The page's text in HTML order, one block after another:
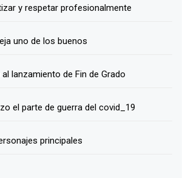
y respetar profesionalmente
uno de los buenos
al lanzamiento de Fin de Grado
el parte de guerra del covid_19
principales